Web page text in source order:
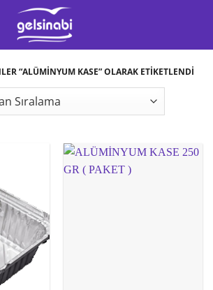
“ALÜMİNYUM KASE” OLARAK ETIKETLENDI